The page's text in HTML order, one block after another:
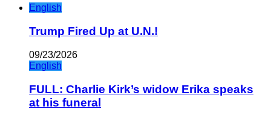
English
Trump Fired Up at U.N.!
09/23/2026
English
FULL: Charlie Kirk’s widow Erika speaks
at his funeral